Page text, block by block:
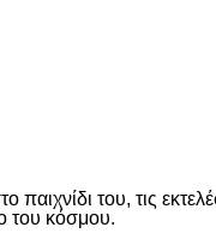
του, τις
του κόσμου.